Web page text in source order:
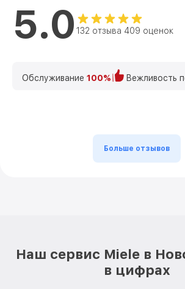
5.0 132 отзыва 409 оценок
Обслуживание 100% Вежливость
Больше отзывов
Наш сервис Miele в
в цифрах